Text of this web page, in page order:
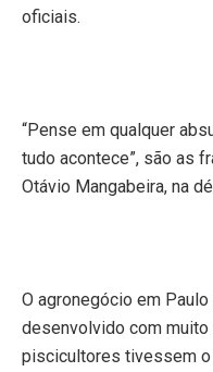
oficiais.
“Pense em qualquer
tudo acontece”, são as
Otávio Mangabeira, na
O agronegócio em
desenvolvido com
piscicultores tivessem